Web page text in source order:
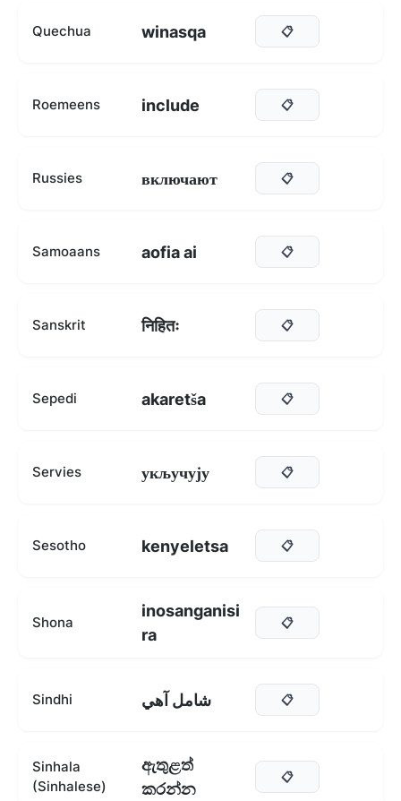
Quechua winasqa 📋
Roemeens include 📋
Russies включают 📋
Samoaans aofia ai 📋
Sanskrit निहितः 📋
Sepedi akaretša 📋
Servies укључују 📋
Sesotho kenyeletsa 📋
Shona
inosanganisi
ra
📋
Sindhi شامل آهي 📋
Sinhala
(Sinhalese)
ඇතුළත්
කරන්න
📋